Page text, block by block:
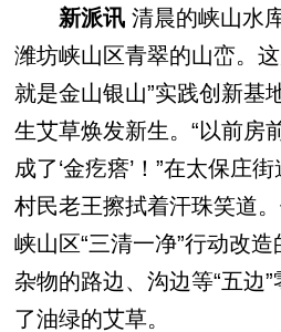
新派讯 清晨的峡山水
潍坊峡山区青翠的山峦。
就是金山银山”实践创新基
生艾草焕发新生。“以前房
成了‘金疙瘩’！”在太保庄
村民老王擦拭着汗珠笑道
峡山区“三清一净”行动改
杂物的路边、沟边等“五边
了油绿的艾草。